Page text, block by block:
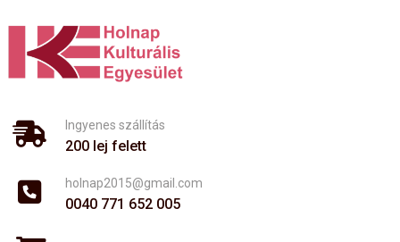
content
Ingyenes szállítás
200 lej felett
holnap2015@gmail.com
0040 771 652 005